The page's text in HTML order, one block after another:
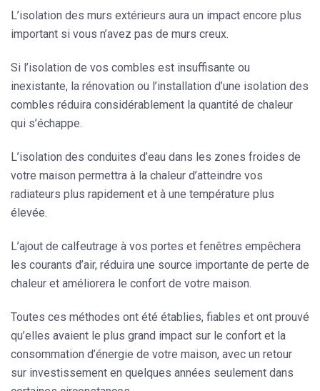
L’isolation des murs extérieurs aura un impact encore plus
important si vous n’avez pas de murs creux.
Si l’isolation de vos combles est insuffisante ou
inexistante, la rénovation ou l’installation d’une isolation des
combles réduira considérablement la quantité de chaleur
qui s’échappe.
L’isolation des conduites d’eau dans les zones froides de
votre maison permettra à la chaleur d’atteindre vos
radiateurs plus rapidement et à une température plus
élevée.
L’ajout de calfeutrage à vos portes et fenêtres empêchera
les courants d’air, réduira une source importante de perte de
chaleur et améliorera le confort de votre maison.
Toutes ces méthodes ont été établies, fiables et ont prouvé
qu’elles avaient le plus grand impact sur le confort et la
consommation d’énergie de votre maison, avec un retour
sur investissement en quelques années seulement dans